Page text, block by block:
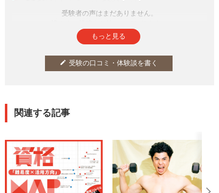
では、実際にかかったおおよそ
受験者の声はまだありません。
もっと見る
edit 受験の口コミ・体験談を書く
関連する記事